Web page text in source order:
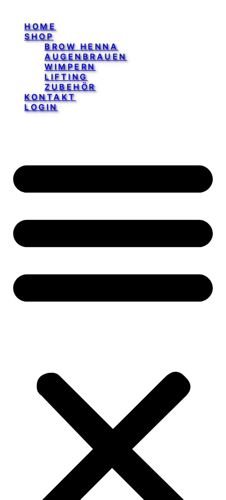
HOME
SHOP
BROW HENNA
AUGENBRAUEN
WIMPERN
LIFTING
ZUBEHÖR
KONTAKT
LOGIN